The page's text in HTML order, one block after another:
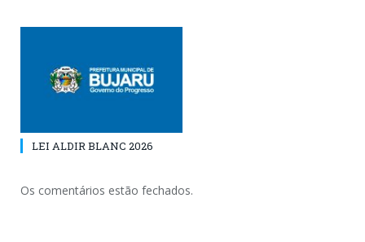
LEI ALDIR BLANC 2026
Os comentários estão fechados.